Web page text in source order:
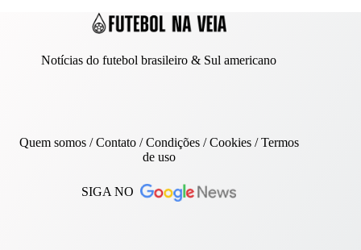
Notícias do futebol brasileiro & Sul americano
Quem somos/Contato/ Condições /Cookies/Termos
de uso
SIGA NO